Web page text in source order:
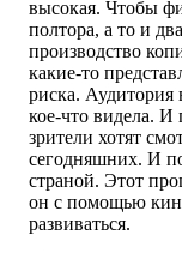
высокая. Чтобы
полтора, а то и
производство
какие-то
риска. Аудитория
кое-что видела. И
зрители хотят
сегодняшних. И
страной. Этот
он с помощью
развиваться.